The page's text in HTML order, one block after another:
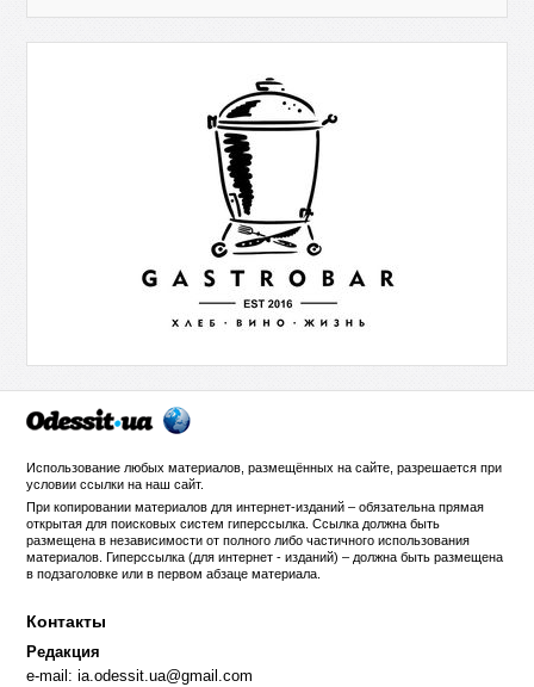
Использование любых материалов, размещённых на сайте, разрешается при
условии ссылки нанаш сайт.
При копировании материалов для интернет-изданий – обязательна прямая
открытая для поисковых систем гиперссылка. Ссылка должна быть
размещена в независимости от полного либо частичного использования
материалов. Гиперссылка (для интернет - изданий) – должна быть размещена
в подзаголовке или в первом абзаце материала.
Контакты
Редакция
e-mail:ia.odessit.ua@gmail.com